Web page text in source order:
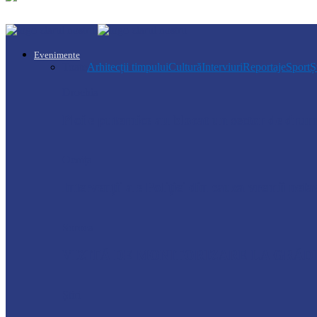
Evenimente
Arhitecții timpuluiCulturăInterviuriReportajeSport